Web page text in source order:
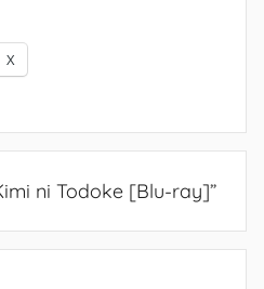
X
ni Todoke [Blu-ray]”